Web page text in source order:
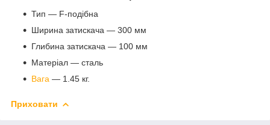
Тип — F-подібна
Ширина затискача — 300 мм
Глибина затискача — 100 мм
Матеріал — сталь
Вага — 1.45 кг.
Приховати